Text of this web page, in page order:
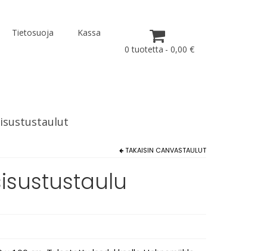
Tietosuoja
Kassa
0 tuotetta
0,00 €
TAKAISIN CANVASTAULUT